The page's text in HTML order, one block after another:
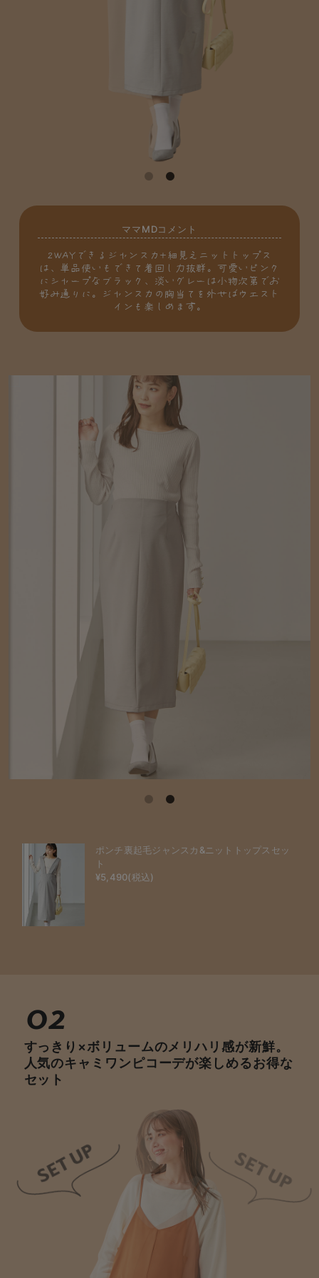
ママMDコメント
2WAYできるジャンスカ+細見えニットトップス
は、単品使いもできて着回し力抜群。可愛いピンク
にシャープなブラック、淡いグレーは小物次第でお
好み通りに。ジャンスカの胸当てを外せばウエスト
インも楽しめます。
ポンチ裏起毛ジャンスカ&ニットトップスセッ
ト
¥5,490(税込)
02
すっきり×ボリュームのメリハリ感が新鮮。
人気のキャミワンピコーデが楽しめるお得な
セット